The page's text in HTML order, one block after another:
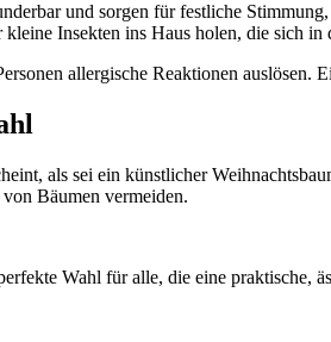
und sorgen für festliche
Insekten ins Haus holen, die sich
allergische Reaktionen auslösen.
als sei ein künstlicher
Bäumen vermeiden.
Wahl für alle, die eine praktische,